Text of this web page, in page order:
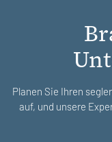
Planen Sie Ihren
auf, und unsere